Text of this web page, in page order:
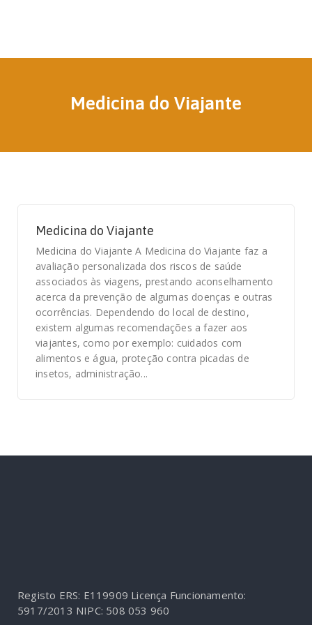
Medicina do Viajante
Medicina do Viajante
Medicina do Viajante A Medicina do Viajante faz a
avaliação personalizada dos riscos de saúde
associados às viagens, prestando aconselhamento
acerca da prevenção de algumas doenças e outras
ocorrências. Dependendo do local de destino,
existem algumas recomendações a fazer aos
viajantes, como por exemplo: cuidados com
alimentos e água, proteção contra picadas de
insetos, administração...
Registo ERS: E119909 Licença Funcionamento:
5917/2013 NIPC: 508 053 960